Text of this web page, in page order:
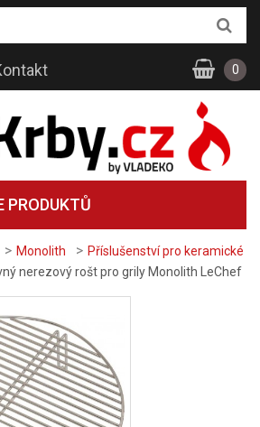
> Monolith > Příslušenství pro keramické
nerezový rošt pro grily Monolith LeChef
PRODUKTŮ
0